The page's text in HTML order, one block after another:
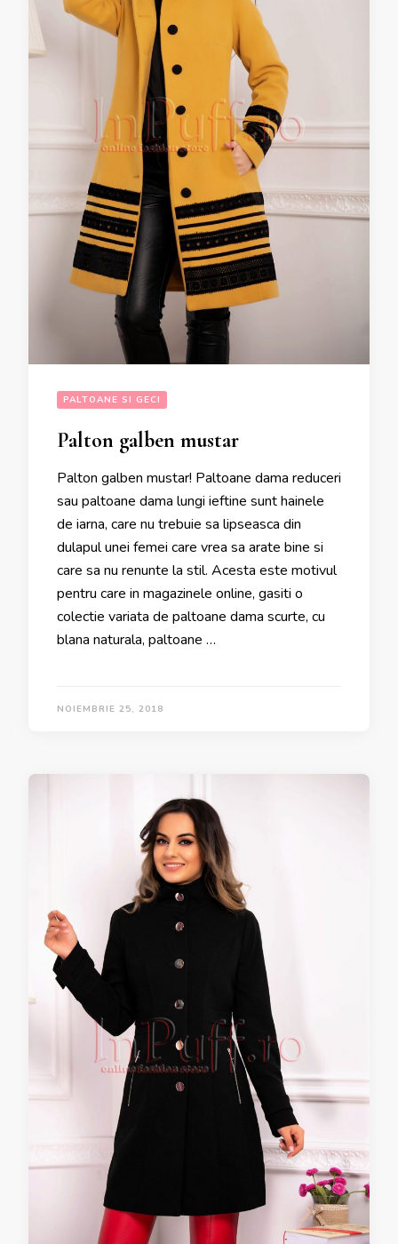
PALTOANE SI GECI
Palton galben mustar
Palton galben mustar! Paltoane dama reduceri
sau paltoane dama lungi ieftine sunt hainele
de iarna, care nu trebuie sa lipseasca din
dulapul unei femei care vrea sa arate bine si
care sa nu renunte la stil. Acesta este motivul
pentru care in magazinele online, gasiti o
colectie variata de paltoane dama scurte, cu
blana naturala, paltoane …
NOIEMBRIE 25, 2018